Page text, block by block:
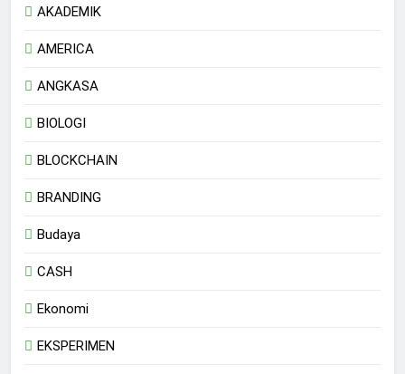
AKADEMIK
AMERICA
ANGKASA
BIOLOGI
BLOCKCHAIN
BRANDING
Budaya
CASH
Ekonomi
EKSPERIMEN